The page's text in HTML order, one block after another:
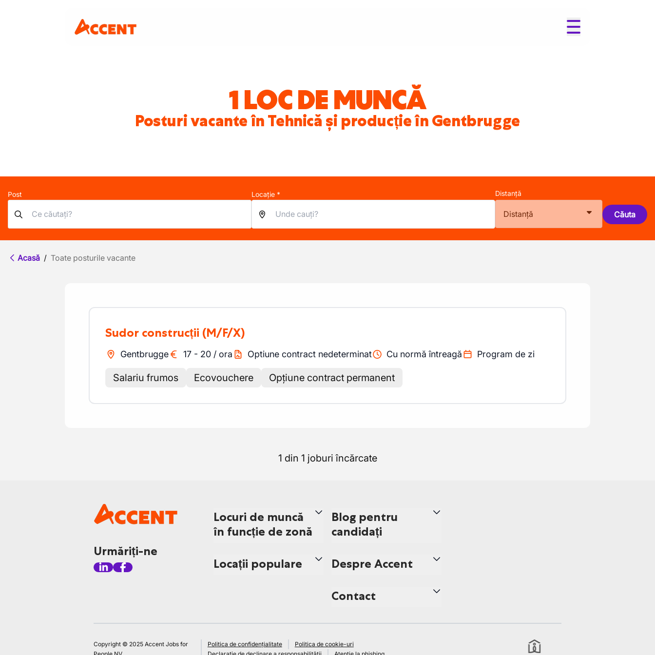
1 LOC DE MUNCĂ
Posturi vacante în Tehnică și producție în Gentbrugge
Post Locație * Distanță
Distanță Căuta
Acasă / Toate posturile vacante
Sudor construcții (M/F/X)
Gentbrugge 17 - 20 / ora Optiune contract nedeterminat Cu normă întreagă Program de zi
Salariu frumos Ecovouchere Opțiune contract permanent
1 din 1 joburi încărcate
Urmăriți-ne
Locuri de muncă
în funcție de zonă
Locații populare
Blog pentru
candidați
Despre Accent
Contact
Copyright © 2025 Accent Jobs for
Politica de confidențialitate
Politica de cookie-uri